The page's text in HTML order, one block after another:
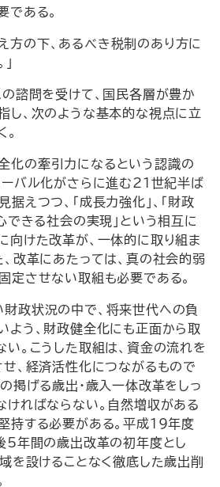
である。
方の下、あるべき税制のあり方に
の諮問を受けて、国民各層が豊か
し、次のような基本的な視点に立
化の牽引力になるという認識の
ーバル化がさらに進む21世紀半ば
えつつ、「成長力強化」、「財政
できる社会の実現」という相互に
向けた改革が、一体的に取り組ま
改革にあたっては、真の社会的弱
定させない取組も必要である。
財政状況の中で、将来世代への負
よう、財政健全化にも正面から取
い。こうした取組は、資金の流れを
せ、経済活性化につながるもので
掲げる歳出・歳入一体改革をしっ
ければならない。自然増収がある
持する必要がある。平成19年度
5年間の歳出改革の初年度とし
を設けることなく徹底した歳出削